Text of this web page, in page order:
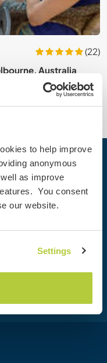
to help improve
anonymous
as improve
You consent
our website.
Settings
(22)
Australia
beginnt
Community und